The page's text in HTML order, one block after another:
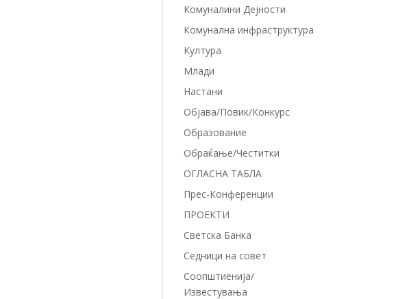
Комуналини Дејности
Комунална инфраструктура
Култура
Млади
Настани
Објава/Повик/Конкурс
Образование
Обраќање/Честитки
ОГЛАСНА ТАБЛА
Прес-Конференции
ПРОЕКТИ
Светска Банка
Седници на совет
Соопштиенија/
Известувања